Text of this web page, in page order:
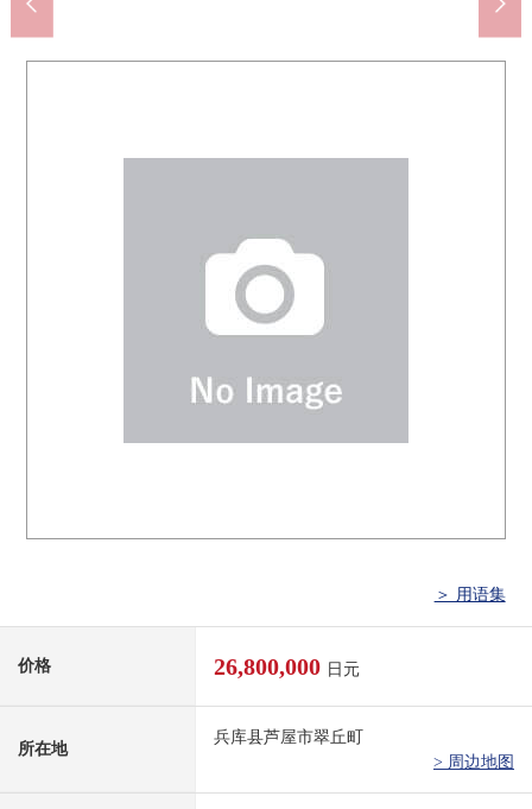
＞ 用语集
价格 26,800,000 日元
所在地
兵库县芦屋市翠丘町
> 周边地图